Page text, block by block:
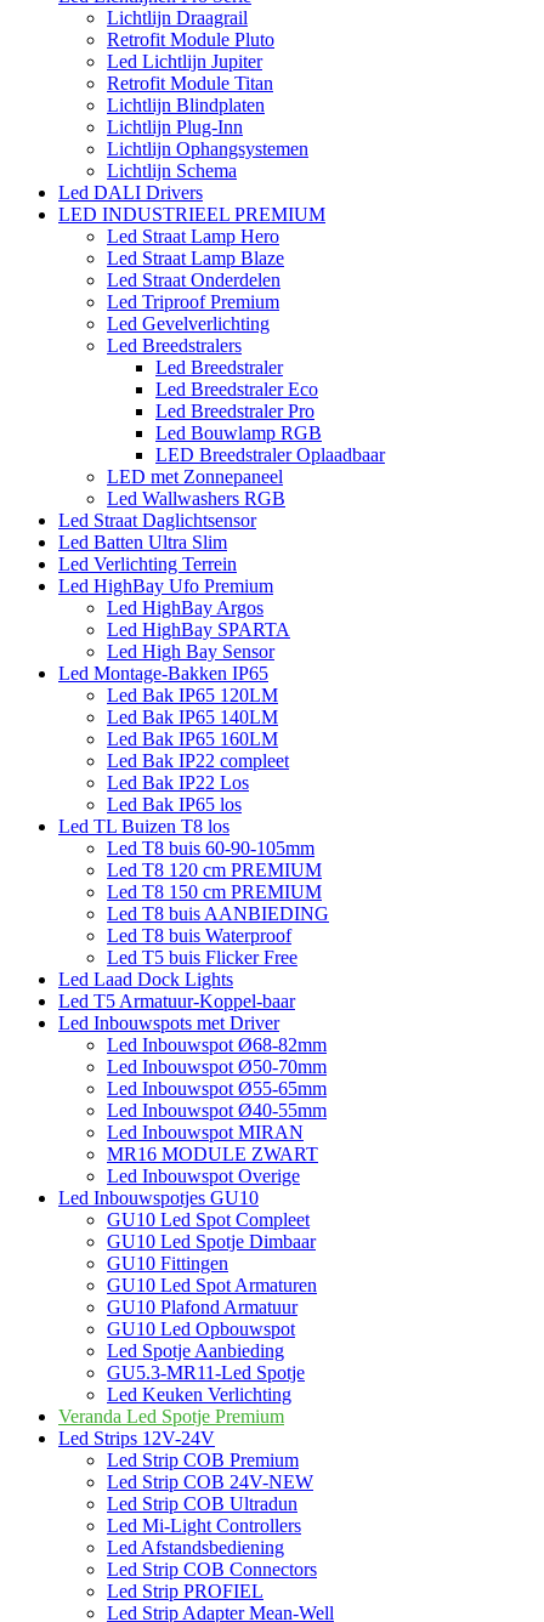
Lichtlijn Draagrail
Retrofit Module Pluto
Led Lichtlijn Jupiter
Retrofit Module Titan
Lichtlijn Blindplaten
Lichtlijn Plug-Inn
Lichtlijn Ophangsystemen
Lichtlijn Schema
Led DALI Drivers
LED INDUSTRIEEL PREMIUM
Led Straat Lamp Hero
Led Straat Lamp Blaze
Led Straat Onderdelen
Led Triproof Premium
Led Gevelverlichting
Led Breedstralers
Led Breedstraler
Led Breedstraler Eco
Led Breedstraler Pro
Led Bouwlamp RGB
LED Breedstraler Oplaadbaar
LED met Zonnepaneel
Led Wallwashers RGB
Led Straat Daglichtsensor
Led Batten Ultra Slim
Led Verlichting Terrein
Led HighBay Ufo Premium
Led HighBay Argos
Led HighBay SPARTA
Led High Bay Sensor
Led Montage-Bakken IP65
Led Bak IP65 120LM
Led Bak IP65 140LM
Led Bak IP65 160LM
Led Bak IP22 compleet
Led Bak IP22 Los
Led Bak IP65 los
Led TL Buizen T8 los
Led T8 buis 60-90-105mm
Led T8 120 cm PREMIUM
Led T8 150 cm PREMIUM
Led T8 buis AANBIEDING
Led T8 buis Waterproof
Led T5 buis Flicker Free
Led Laad Dock Lights
Led T5 Armatuur-Koppel-baar
Led Inbouwspots met Driver
Led Inbouwspot Ø68-82mm
Led Inbouwspot Ø50-70mm
Led Inbouwspot Ø55-65mm
Led Inbouwspot Ø40-55mm
Led Inbouwspot MIRAN
MR16 MODULE ZWART
Led Inbouwspot Overige
Led Inbouwspotjes GU10
GU10 Led Spot Compleet
GU10 Led Spotje Dimbaar
GU10 Fittingen
GU10 Led Spot Armaturen
GU10 Plafond Armatuur
GU10 Led Opbouwspot
Led Spotje Aanbieding
GU5.3-MR11-Led Spotje
Led Keuken Verlichting
Veranda Led Spotje Premium
Led Strips 12V-24V
Led Strip COB Premium
Led Strip COB 24V-NEW
Led Strip COB Ultradun
Led Mi-Light Controllers
Led Afstandsbediening
Led Strip COB Connectors
Led Strip PROFIEL
Led Strip Adapter Mean-Well